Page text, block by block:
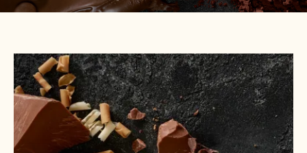
A
G
E
OF
TASTE
Callebaut® Belgie 1911